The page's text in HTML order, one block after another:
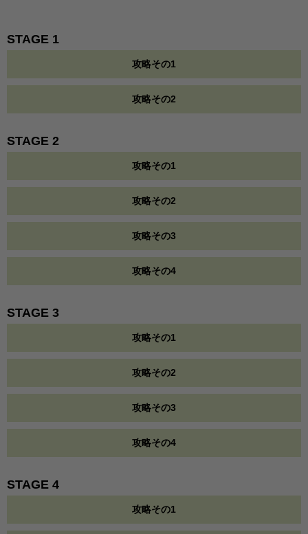
STAGE 1
攻略その1
攻略その2
STAGE 2
攻略その1
攻略その2
攻略その3
攻略その4
STAGE 3
攻略その1
攻略その2
攻略その3
攻略その4
STAGE 4
攻略その1